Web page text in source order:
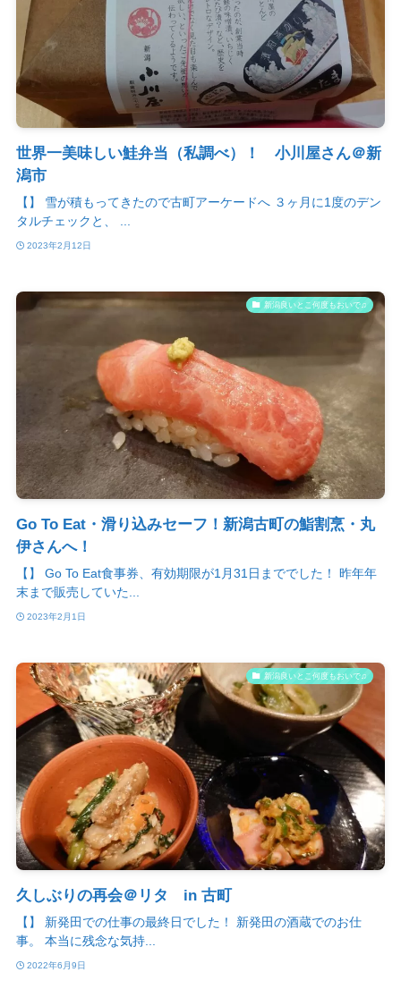
世界一美味しい鮭弁当（私調べ）！ 小川屋さん＠新
潟市
【】 雪が積もってきたので古町アーケードへ ３ヶ月に1度のデン
タルチェックと、 ...
2023年2月12日
新潟良いとこ何度もおいで♫
Go To Eat・滑り込みセーフ！新潟古町の鮨割烹・丸
伊さんへ！
【】 Go To Eat食事券、有効期限が1月31日まででした！ 昨年年
末まで販売していた...
2023年2月1日
新潟良いとこ何度もおいで♫
久しぶりの再会＠リタ in 古町
【】 新発田での仕事の最終日でした！ 新発田の酒蔵でのお仕
事。 本当に残念な気持...
2022年6月9日